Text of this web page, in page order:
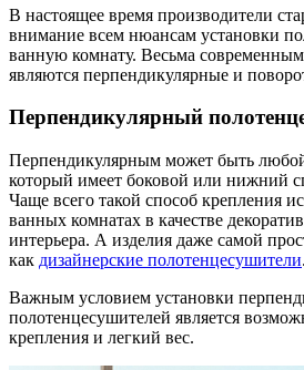
В настоящее время производители
внимание всем нюансам установки
ванную комнату. Весьма
являются перпендикулярные и
Перпендикулярный
Перпендикулярным может быть
который имеет боковой или нижний
Чаще всего такой способ крепления
ванных комнатах в качестве
интерьера. А изделия даже самой
как дизайнерские полотенцесушители.
Важным условием установки
полотенцесушителей является
крепления и легкий вес.